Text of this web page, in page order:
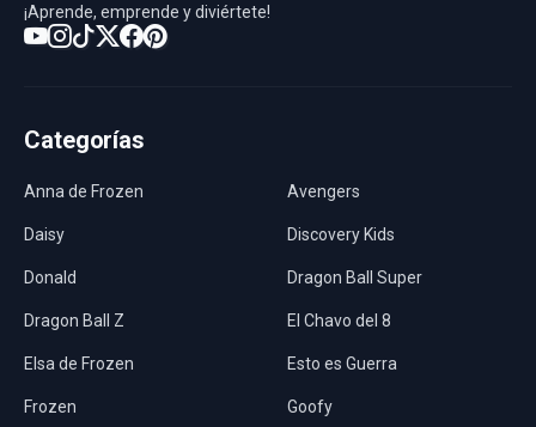
¡Aprende, emprende y diviértete!
Categorías
Anna de Frozen Avengers
Daisy Discovery Kids
Donald Dragon Ball Super
Dragon Ball Z El Chavo del 8
Elsa de Frozen Esto es Guerra
Frozen Goofy